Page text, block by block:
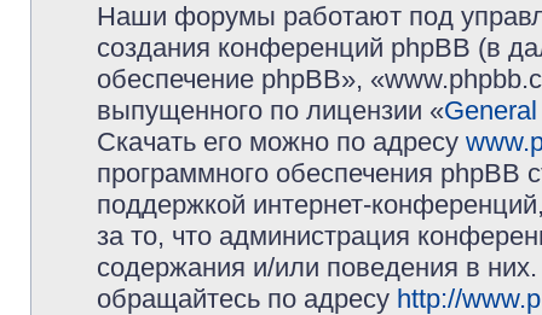
Наши форумы работают под
создания конференций phpBB (в
обеспечение phpBB»,
выпущенного по лицензии «
Скачать его можно по адресу
программного обеспечения phpBB
поддержкой интернет-
за то, что администрация
содержания и/или поведения в
обращайтесь по адресу http://